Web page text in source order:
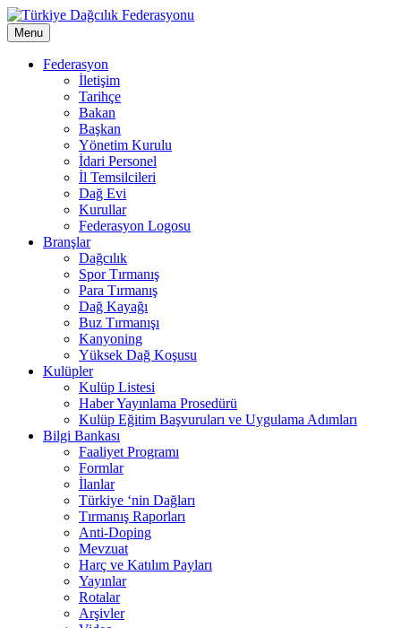
Menu
Federasyon
İletişim
Tarihçe
Bakan
Başkan
Yönetim Kurulu
İdari Personel
İl Temsilcileri
Dağ Evi
Kurullar
Federasyon Logosu
Branşlar
Dağcılık
Spor Tırmanış
Para Tırmanış
Dağ Kayağı
Buz Tırmanışı
Kanyoning
Yüksek Dağ Koşusu
Kulüpler
Kulüp Listesi
Haber Yayınlama Prosedürü
Kulüp Eğitim Başvuruları ve Uygulama Adımları
Bilgi Bankası
Faaliyet Programı
Formlar
İlanlar
Türkiye ‘nin Dağları
Tırmanış Raporları
Anti-Doping
Mevzuat
Harç ve Katılım Payları
Yayınlar
Rotalar
Arşivler